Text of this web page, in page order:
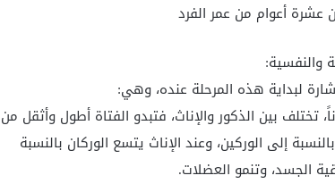
أعوام من عمر الفرد
والنفسية:
لبداية هذه المرحلة عنده، وهي:
بين الذكور والإناث، فتبدو الفتاة أطول وأثقل من
إلى الوركين، وعند الإناث يتسع الوركان بالنسبة
الجسد، وتنمو العضلات.